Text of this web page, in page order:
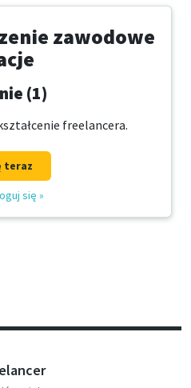
zawodowe
(1)
freelancera.
teraz
się »